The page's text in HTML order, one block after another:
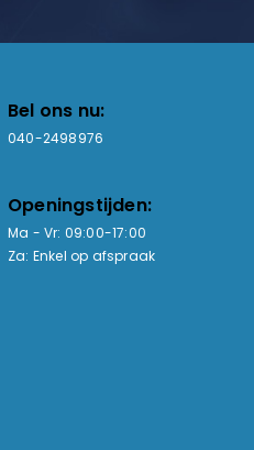
Bel ons nu:
040-2498976
Openingstijden:
Ma - Vr: 09:00-17:00
Za: Enkel op afspraak